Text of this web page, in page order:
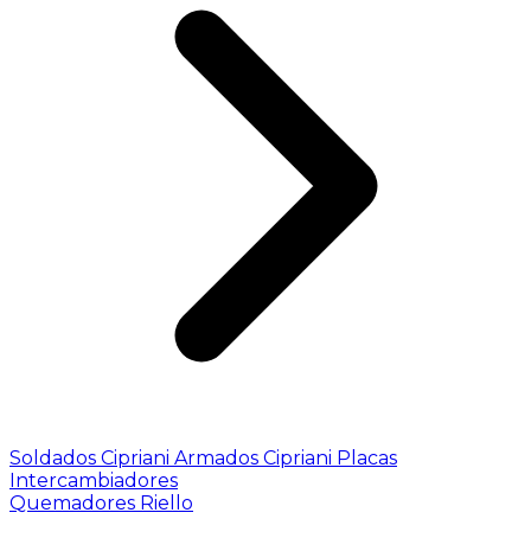
Soldados Cipriani Armados Cipriani Placas
Intercambiadores
Quemadores Riello